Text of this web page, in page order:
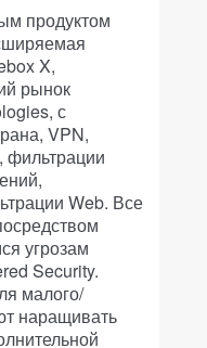
продуктом
X,
рынок
с
VPN,
фильтрации
Web. Все
угрозам
Security.
малого/
наращивать